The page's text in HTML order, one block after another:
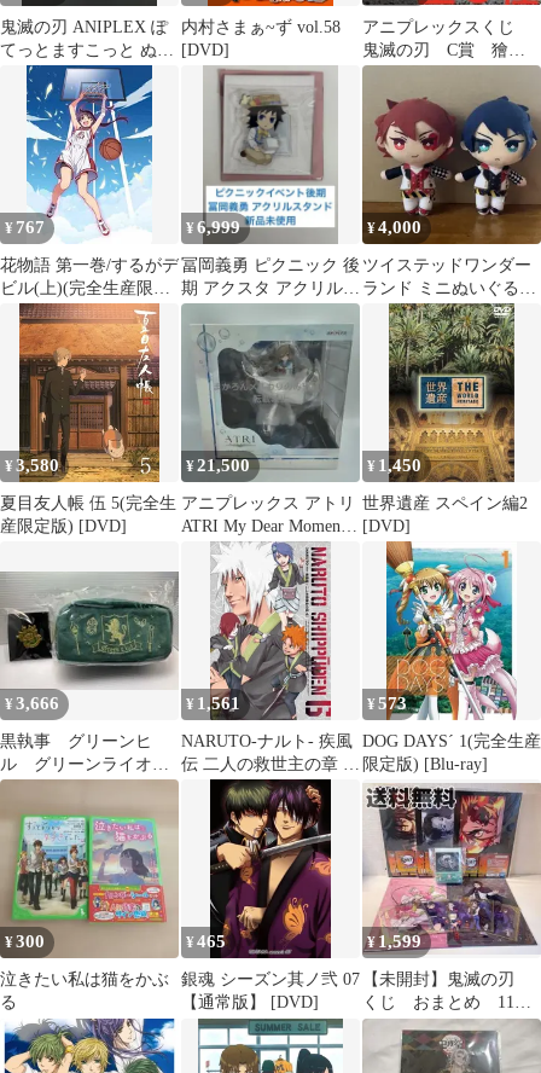
鬼滅の刃 ANIPLEX ぽ
てっとますこっと ぬい
ぐるみ 不死川実弥
内村さまぁ~ず vol.58
[DVD]
アニプレックスくじ
鬼滅の刃 C賞 獪
岳 ビッグアクリルス
タンド 我妻善逸
¥ 767
花物語 第一巻/するがデ
ビル(上)(完全生産限定
版)(Blu-ray Disc)
¥6,999
冨岡義勇 ピクニック 後
期 アクスタ アクリルス
タンド 義勇 鬼滅の刃
イベント
¥4,000
ツイステッドワンダー
ランド ミニぬいぐるみ
エース デュース
¥3,580
夏目友人帳 伍 5(完全生
産限定版) [DVD]
¥21,500
アニプレックス アトリ
ATRI My Dear Moments
フィギュア
¥ 1,450
世界遺産 スペイン編2
[DVD]
¥3,666
黒執事 グリーンヒ
ル グリーンライオン
寮 アニプレックスく
じ 5点セット
¥ 1,561
NARUTO-ナルト- 疾風
伝 二人の救世主の章 6
[DVD]
¥573
DOG DAYS´ 1(完全生産
限定版) [Blu-ray]
¥300
泣きたい私は猫をかぶ
る
¥465
銀魂 シーズン其ノ弐 07
【通常版】 [DVD]
¥ 1,599
【未開封】鬼滅の刃
くじ おまとめ 11
点 1番くじ アニプレ
ックスくじ